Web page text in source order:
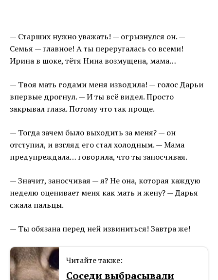
— Старших нужно уважать! — огрызнулся он. —
Семья — главное! А ты переругалась со всеми!
Ирина в шоке, тётя Нина возмущена, мама…
— Твоя мать годами меня изводила! — голос Дарьи
впервые дрогнул. — И ты всё видел. Просто
закрывал глаза. Потому что так проще.
— Тогда зачем было выходить за меня? — он
отступил, и взгляд его стал холодным. — Мама
предупреждала… говорила, что ты заносчивая.
— Значит, заносчивая — я? Не она, которая каждую
неделю оценивает меня как мать и жену? — Дарья
сжала пальцы.
— Ты обязана перед ней извиниться! Завтра же!
Читайте также:
Соседи выбрасывали